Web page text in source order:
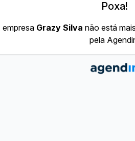
Poxa!
empresa Grazy Silva não está
pela